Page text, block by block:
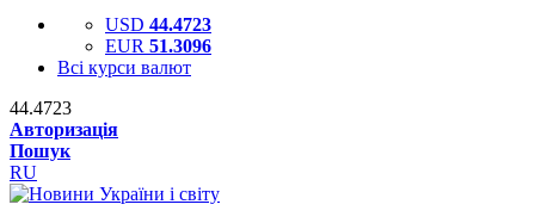
USD 44.4723
EUR 51.3096
Всі курси валют
44.4723
Авторизація
Пошук
RU